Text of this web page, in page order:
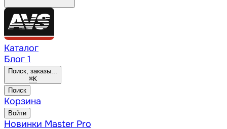
Каталог
Блог 1
Поиск, заказы...
⌘K
Поиск
Корзина
Войти
Новинки Master Pro